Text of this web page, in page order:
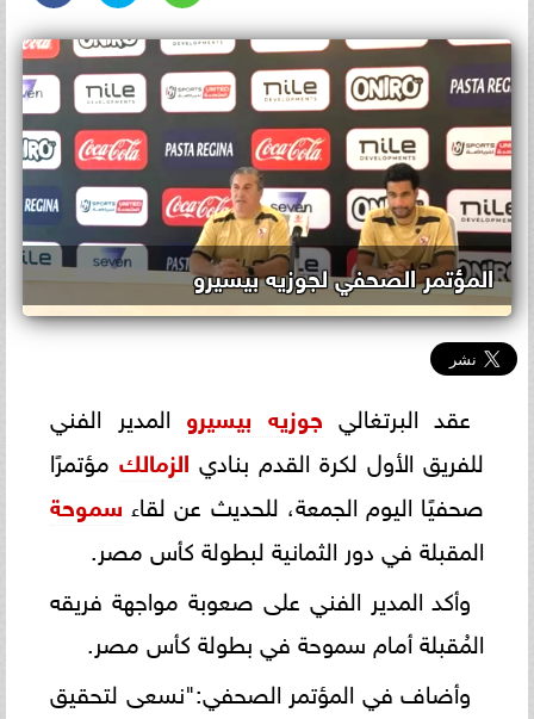
المؤتمر الصحفي لجوزيه بيسيرو
عقد البرتغالي جوزيه بيسيرو المدير الفني
للفريق الأول لكرة القدم بنادي الزمالكمؤتمرًا
صحفيًا اليوم الجمعة، للحديث عن لقاء سموحة
المقبلة في دور الثمانية لبطولة كأس مصر.
وأكد المدير الفني على صعوبة مواجهة فريقه
المُقبلة أمام سموحة في بطولة كأس مصر.
وأضاف في المؤتمر الصحفي:"نسعى لتحقيق